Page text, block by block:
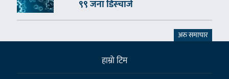
९९ जना डिस्चार्ज
अरु समाचार
हाम्राे टिम